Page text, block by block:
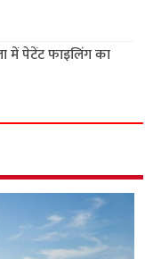
में पेटेंट फाइलिंग का